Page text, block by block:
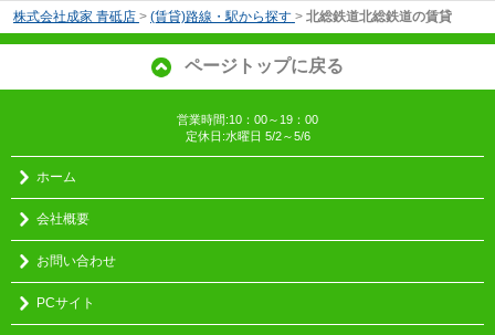
株式会社成家 青砥店 > (賃貸)路線・駅から探す > 北総鉄道北総鉄道の賃貸
ページトップに戻る
営業時間:10：00～19：00
定休日:水曜日 5/2～5/6
ホーム
会社概要
お問い合わせ
PCサイト